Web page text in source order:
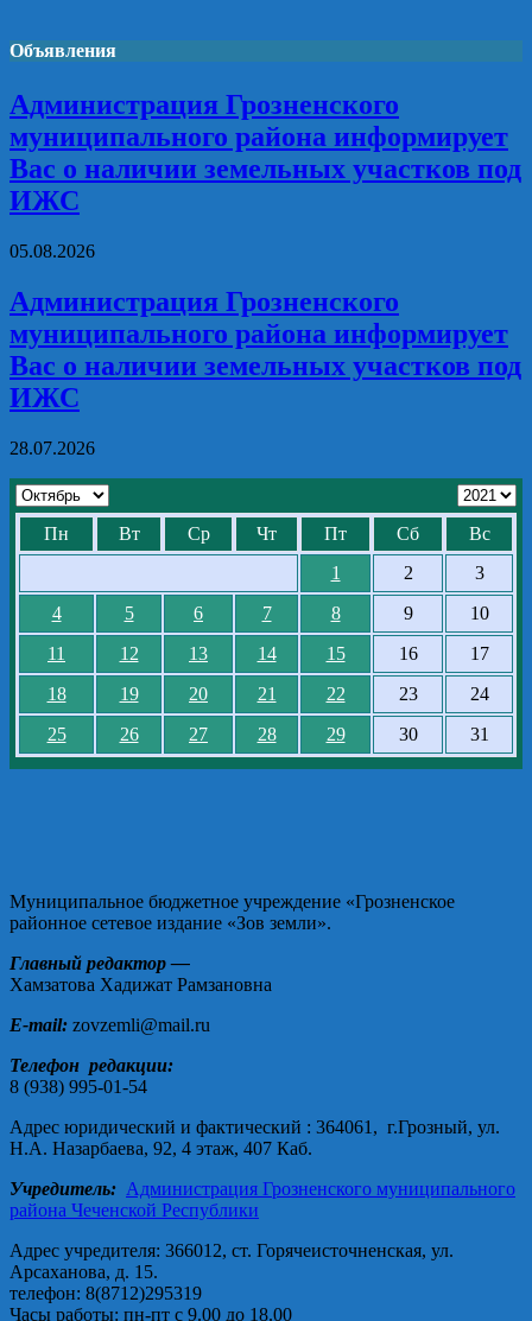
Объявления
Администрация Грозненского
муниципального района информирует
Вас о наличии земельных участков под
ИЖС
05.08.2026
Администрация Грозненского
муниципального района информирует
Вас о наличии земельных участков под
ИЖС
28.07.2026
Пн Вт Ср Чт Пт Сб
Вс
1
2
3
4
5 6 7 8 9
10
11
12 13 14 15 16
17
18
19 20 21 22 23
24
25
26 27 28 29 30 31
Муниципальное бюджетное учреждение «Грозненское
районное сетевое издание «Зов земли».
Главный редактор —
Хамзатова Хадижат Рамзановна
E-mail: zovzemli@mail.ru
Телефон редакции:
8 (938) 995-01-54
Адрес юридический и фактический : 364061, г.Грозный, ул.
Н.А. Назарбаева, 92, 4 этаж, 407 Каб.
Учредитель: Администрация Грозненского муниципального
района Чеченской Республики
Адрес учредителя: 366012, ст. Горячеисточненская, ул.
Арсаханова, д. 15.
телефон: 8(8712)295319
Часы работы: пн-пт с 9.00 до 18.00